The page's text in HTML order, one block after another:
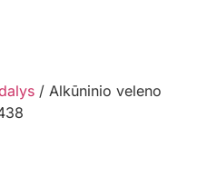
/ Alkūninio veleno